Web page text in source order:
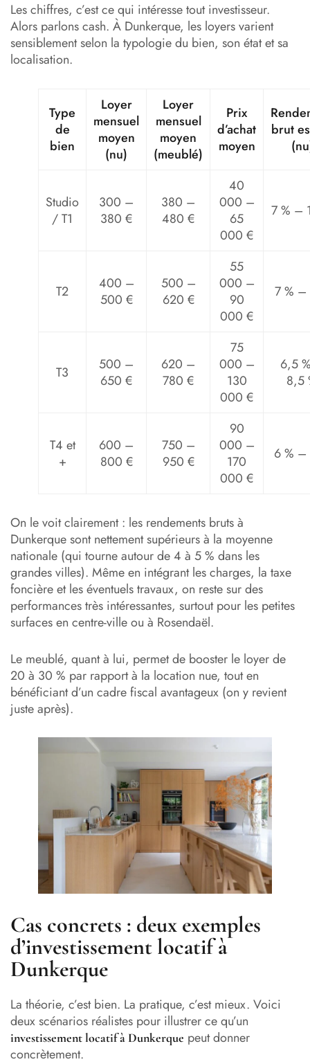
Les chiffres, c’est ce qui intéresse tout investisseur.
Alors parlons cash. À Dunkerque, les loyers varient
sensiblement selon la typologie du bien, son état et sa
localisation.
Type
de
bien
Loyer
mensuel
moyen
(nu)
Loyer
mensuel
moyen
(meublé)
Prix
d’achat
moyen
brut
Studio
/ T1
300 –
380 €
380 –
480 €
40
000 –
65
000 €
7 % –
T2
400 –
500 €
500 –
620 €
55
000 –
90
000 €
7 % –
T3
500 –
650 €
620 –
780 €
75
000 –
130
000 €
6,5
8,5
T4 et
+
600 –
800 €
750 –
950 €
90
000 –
170
000 €
6 % –
On le voit clairement : les rendements bruts à
Dunkerque sont nettement supérieurs à la moyenne
nationale (qui tourne autour de 4 à 5 % dans les
grandes villes). Même en intégrant les charges, la taxe
foncière et les éventuels travaux, on reste sur des
performances très intéressantes, surtout pour les petites
surfaces en centre-ville ou à Rosendaël.
Le meublé, quant à lui, permet de booster le loyer de
20 à 30 % par rapport à la location nue, tout en
bénéficiant d’un cadre fiscal avantageux (on y revient
juste après).
Cas concrets : deux exemples
d’investissement locatif à
Dunkerque
La théorie, c’est bien. La pratique, c’est mieux. Voici
deux scénarios réalistes pour illustrer ce qu’un
investissement locatif à Dunkerque peut donner
concrètement.